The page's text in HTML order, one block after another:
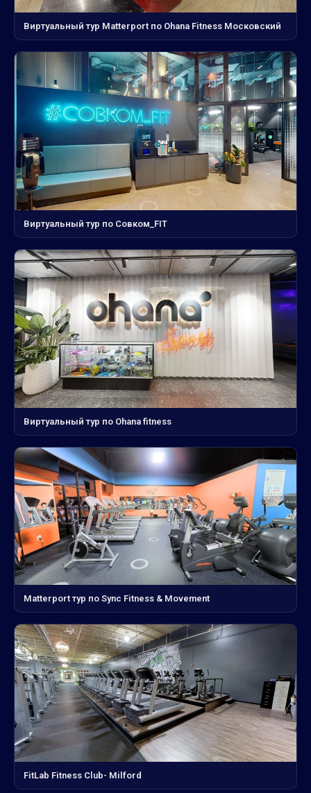
Виртуальный тур Matterport по Ohana Fitness Московский
Виртуальный тур по Совком_FIT
Виртуальный тур по Ohana fitness
Matterport тур по Sync Fitness & Movement
FitLab Fitness Club- Milford